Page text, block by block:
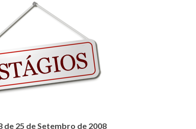
de 25 de Setembro de 2008